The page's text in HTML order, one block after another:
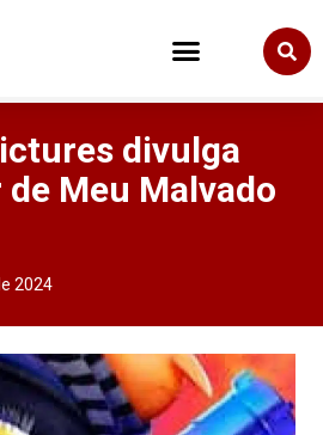
divulga
Meu Malvado
2024